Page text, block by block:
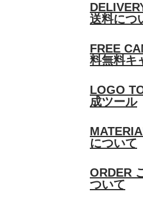
送料につ
FREE
料無料キ
LOGO
成ツール
について
ORDER
ついて